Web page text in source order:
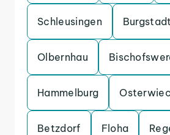
Schleusingen Burgstadt
Olbernhau
Hammelburg
Betzdorf Floha